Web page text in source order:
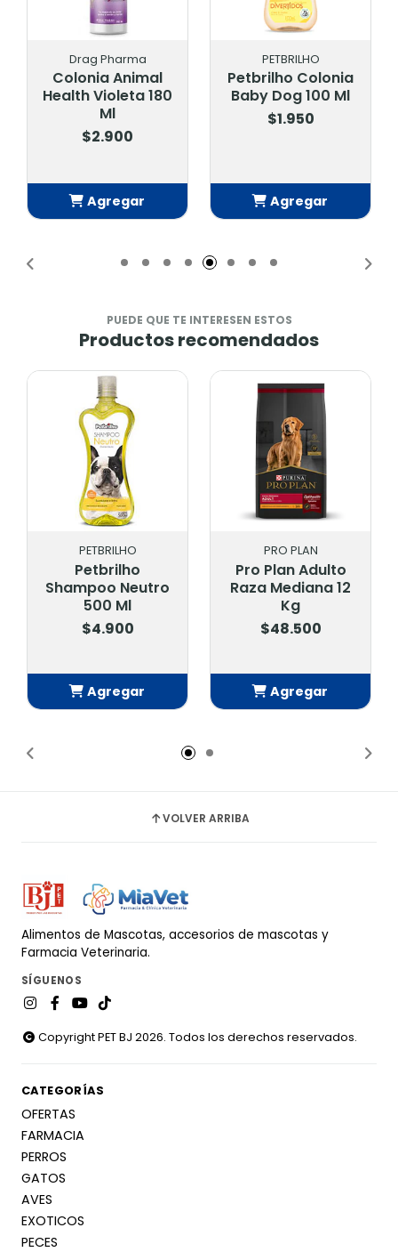
Drag Pharma
Colonia Animal
Health Violeta 180
Ml
$2.900
Agregar
PETBRILHO
Petbrilho Colonia
Baby Dog 100 Ml
$1.950
Agregar
PUEDE QUE TE INTERESEN ESTOS
Productos recomendados
PETBRILHO
Petbrilho
Shampoo Neutro
500 Ml
$4.900
Agregar
PRO PLAN
Pro Plan Adulto
Raza Mediana 12
Kg
$48.500
Agregar
VOLVER ARRIBA
Alimentos de Mascotas, accesorios de mascotas y
Farmacia Veterinaria.
SÍGUENOS
Copyright PET BJ 2026. Todos los derechos reservados.
CATEGORÍAS
OFERTAS
FARMACIA
PERROS
GATOS
AVES
EXOTICOS
PECES